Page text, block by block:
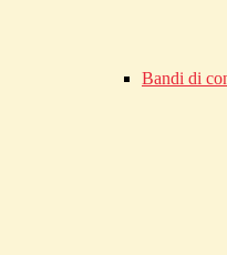
Bandi di